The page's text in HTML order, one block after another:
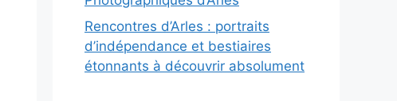
Rencontres d’Arles : portraits
d’indépendance et bestiaires
étonnants à découvrir absolument